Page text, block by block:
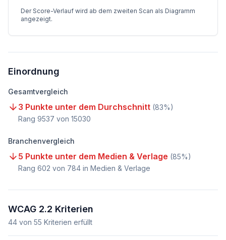
Der Score-Verlauf wird ab dem zweiten Scan als Diagramm
angezeigt.
Einordnung
Gesamtvergleich
3 Punkte unter dem Durchschnitt (83%)
Rang 9537 von 15030
Branchenvergleich
5 Punkte unter dem Medien & Verlage (85%)
Rang 602 von 784 in Medien & Verlage
WCAG 2.2 Kriterien
44 von 55 Kriterien erfüllt